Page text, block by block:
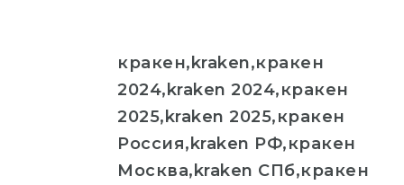
кракен,kraken,кракен
2024,kraken 2024,кракен
2025,kraken 2025,кракен
Россия,kraken РФ,кракен
Москва,kraken СПб,кракен